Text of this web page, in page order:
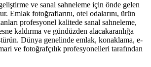
ve sanal sahneleme için önde gelen
Emlak fotoğraflarını, otel odalarını, ürün
profesyonel kalitede sanal sahneleme,
kaldırma ve gündüzden alacakaranlığa
Dünya genelinde emlak, konaklama, e-
ve fotoğrafçılık profesyonelleri tarafından